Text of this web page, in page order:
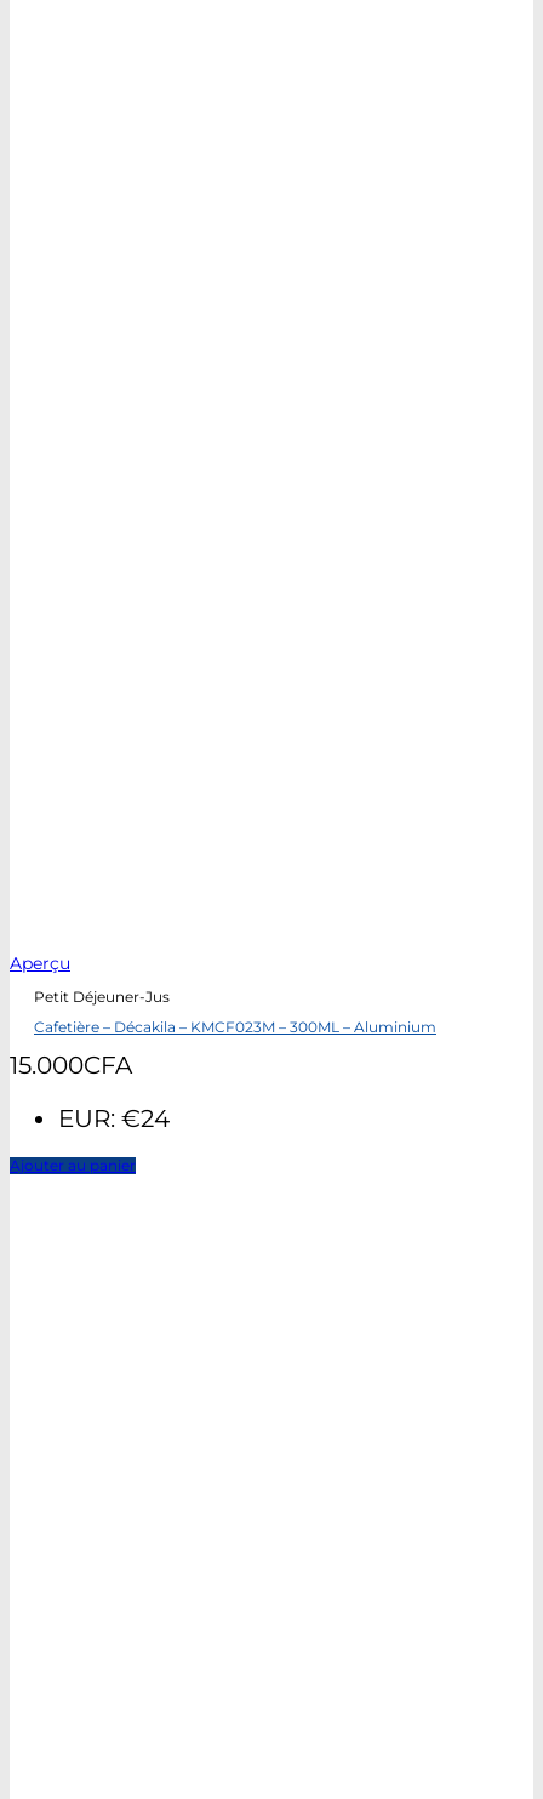
Aperçu
Petit Déjeuner-Jus
Cafetière – Décakila – KMCF023M – 300ML – Aluminium
15.000CFA
EUR: €24
Ajouter au panier